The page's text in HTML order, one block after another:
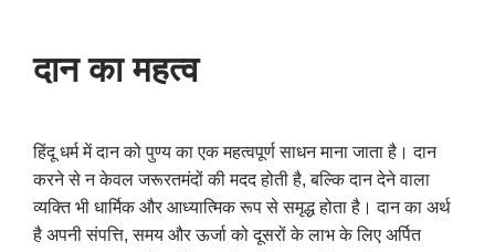
दान का महत्व
हिंदू धर्म में दान को पुण्य का एक महत्वपूर्ण साधन माना जाता है। दान
करने से न केवल जरूरतमंदों की मदद होती है, बल्कि दान देने वाला
व्यक्ति भी धार्मिक और आध्यात्मिक रूप से समृद्ध होता है। दान का अर्थ
है अपनी संपत्ति, समय और ऊर्जा को दूसरों के लाभ के लिए अर्पित